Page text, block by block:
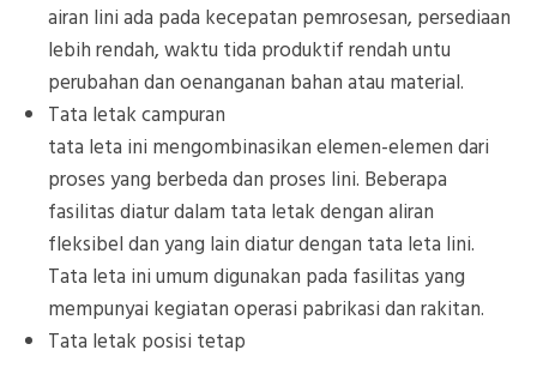
airan lini ada pada kecepatan pemrosesan, persediaan
lebih rendah, waktu tida produktif rendah untu
perubahan dan oenanganan bahan atau material.
Tata letak campuran
tata leta ini mengombinasikan elemen-elemen dari
proses yang berbeda dan proses lini. Beberapa
fasilitas diatur dalam tata letak dengan aliran
fleksibel dan yang lain diatur dengan tata leta lini.
Tata leta ini umum digunakan pada fasilitas yang
mempunyai kegiatan operasi pabrikasi dan rakitan.
Tata letak posisi tetap